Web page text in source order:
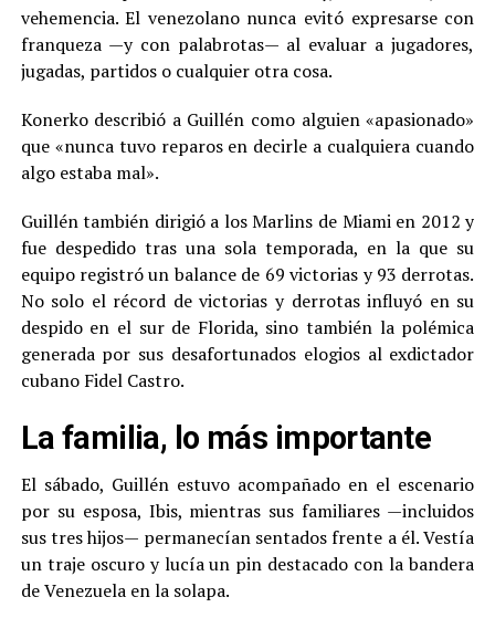
vehemencia. El venezolano nunca evitó expresarse con
franqueza —y con palabrotas— al evaluar a jugadores,
jugadas, partidos o cualquier otra cosa.
Konerko describió a Guillén como alguien «apasionado»
que «nunca tuvo reparos en decirle a cualquiera cuando
algo estaba mal».
Guillén también dirigió a los Marlins de Miami en 2012 y
fue despedido tras una sola temporada, en la que su
equipo registró un balance de 69 victorias y 93 derrotas.
No solo el récord de victorias y derrotas influyó en su
despido en el sur de Florida, sino también la polémica
generada por sus desafortunados elogios al exdictador
cubano Fidel Castro.
La familia, lo más importante
El sábado, Guillén estuvo acompañado en el escenario
por su esposa, Ibis, mientras sus familiares —incluidos
sus tres hijos— permanecían sentados frente a él. Vestía
un traje oscuro y lucía un pin destacado con la bandera
de Venezuela en la solapa.